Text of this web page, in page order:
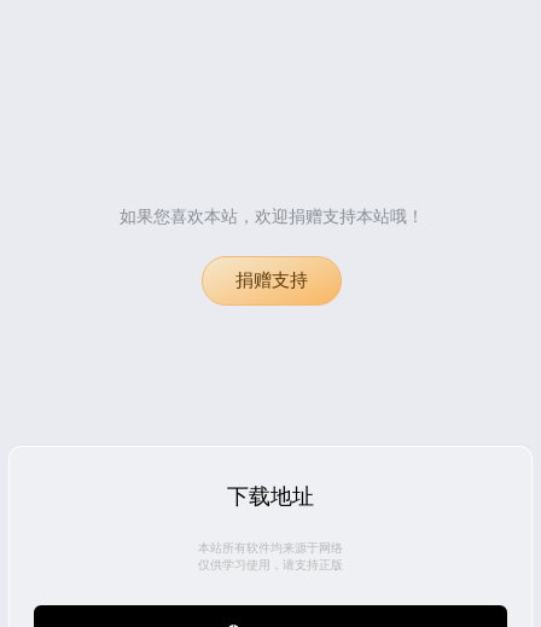
如果您喜欢本站，欢迎捐赠支持本站哦！
捐赠支持
下载地址
本站所有软件均来源于网络
仅供学习使用，请支持正版